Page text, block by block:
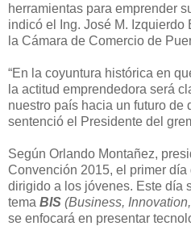
herramientas para emprender
indicó el Ing. José M. Izquierdo
la Cámara de Comercio de
“En la coyuntura histórica en
la actitud emprendedora será
nuestro país hacia un futuro de
sentenció el Presidente del
Según Orlando Montañez, p
Convención 2015, e l primer
dirigido a los jóvenes. Este día
tema BIS (Business,
se enfocará en presentar t